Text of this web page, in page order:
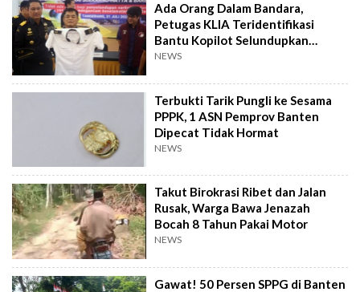
Ada Orang Dalam Bandara,
Petugas KLIA Teridentifikasi
Bantu Kopilot Selundupkan
Ekstasi ke Indonesia
NEWS
Terbukti Tarik Pungli ke Sesama
PPPK, 1 ASN Pemprov Banten
Dipecat Tidak Hormat
NEWS
Takut Birokrasi Ribet dan Jalan
Rusak, Warga Bawa Jenazah
Bocah 8 Tahun Pakai Motor
NEWS
Gawat! 50 Persen SPPG di Banten